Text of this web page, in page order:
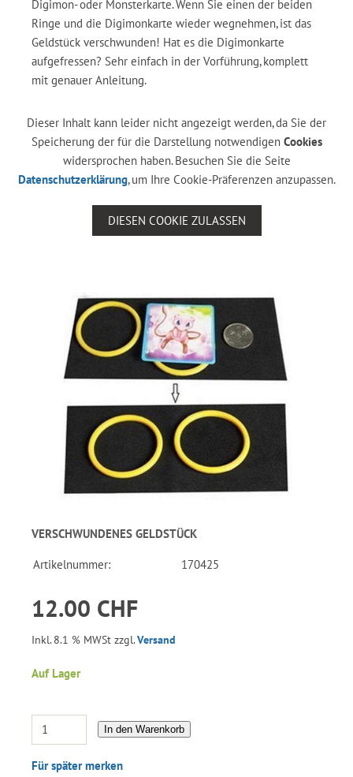
Digimon- oder Monsterkarte. Wenn Sie einen der beiden
Ringe und die Digimonkarte wieder wegnehmen, ist das
Geldstück verschwunden! Hat es die Digimonkarte
aufgefressen? Sehr einfach in der Vorführung, komplett
mit genauer Anleitung.
Dieser Inhalt kann leider nicht angezeigt werden, da Sie der
Speicherung der für die Darstellung notwendigen Cookies
widersprochen haben. Besuchen Sie die Seite
Datenschutzerklärung, um Ihre Cookie-Präferenzen anzupassen.
DIESEN COOKIE ZULASSEN
VERSCHWUNDENES GELDSTÜCK
Artikelnummer: 170425
12.00 CHF
Inkl. 8.1 % MWSt zzgl.Versand
Auf Lager
In den Warenkorb
Für später merken